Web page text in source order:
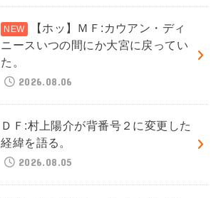
【ホッ】ＭＦ:カウアン・ディ
ニースいつの間にか大宮に戻ってい
た。
2026.08.06
ＤＦ:村上陽介が背番号２に変更した
経緯を語る。
2026.08.05